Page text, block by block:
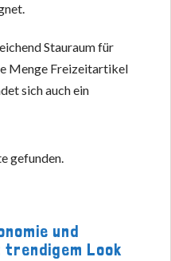
Stauraum für
Menge Freizeitartikel
sich auch ein
gefunden.
und
Look